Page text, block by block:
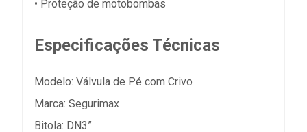
• Proteção de motobombas
Especificações Técnicas
Modelo: Válvula de Pé com Crivo
Marca: Segurimax
Bitola: DN3”